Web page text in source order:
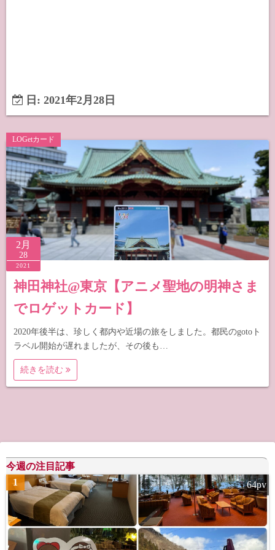
日: 2021年2月28日
LOGetカード
2月
28
2021
神田神社@東京【アニメ聖地の明神さま
でロゲットカード】
2020年後半は、珍しく都内や近場の旅をしました。都民のgotoト
ラベル開始が遅れましたが、その後も…
続きを読む
今週の注目記事
1
64pv